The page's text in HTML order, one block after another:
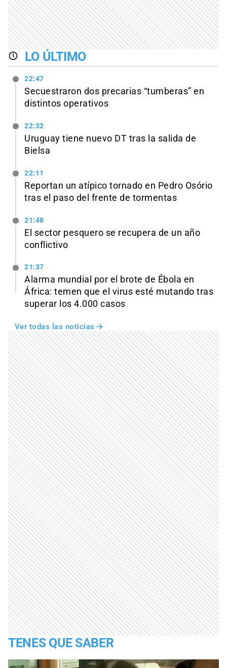
LO ÚLTIMO
22:47
Secuestraron dos precarias “tumberas” en
distintos operativos
22:32
Uruguay tiene nuevo DT tras la salida de
Bielsa
22:11
Reportan un atípico tornado en Pedro Osório
tras el paso del frente de tormentas
21:48
El sector pesquero se recupera de un año
conflictivo
21:37
Alarma mundial por el brote de Ébola en
África: temen que el virus esté mutando tras
superar los 4.000 casos
Ver todas las noticias
TENES QUE SABER